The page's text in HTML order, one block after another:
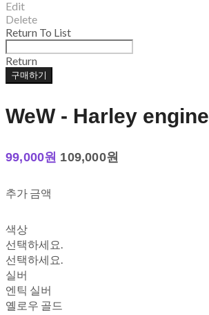
Edit
Delete
Return To List
Return
구매하기
WeW - Harley engine
99,000원 109,000원
추가 금액
색상
선택하세요.
선택하세요.
실버
엔틱 실버
옐로우 골드